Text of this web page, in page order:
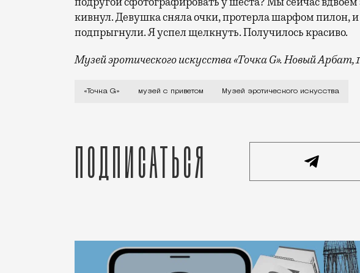
кивнул. Девушка сняла очки, протерла шарфом пилон, и
подпрыгнули. Я успел щелкнуть. Получилось красиво.
Музей эротического искусства «Точка G». Новый Арбат,
«В наше время тоже можно найти насосы для
«Точка G» музей с приветом Музей эротического искусства
Подписаться